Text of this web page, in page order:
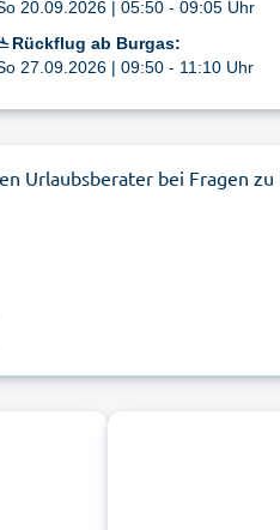
20.09.2026 | 05:50 - 09:05 Uhr
Rückflug ab Burgas:
27.09.2026 | 09:50 - 11:10 Uhr
Urlaubsberater bei Fragen zu